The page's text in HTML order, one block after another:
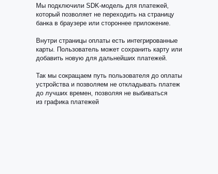
Мы подключили SDK-модель для платежей,
который позволяет не переходить на страницу
банка в браузере или стороннее приложение.
Внутри страницы оплаты есть интегрированные
карты. Пользователь может сохранить карту или
добавить новую для дальнейших платежей.
Так мы сокращаем путь пользователя до оплаты
устройства и позволяем не откладывать платеж
до лучших времен, позволяя не выбиваться
из графика платежей